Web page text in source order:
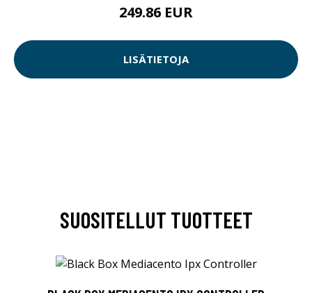
249.86 EUR
LISÄTIETOJA
SUOSITELLUT TUOTTEET